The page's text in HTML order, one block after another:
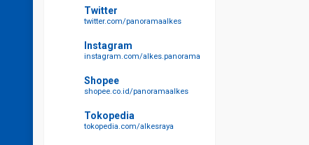
Twitter
twitter.com/panoramaalkes
Instagram
instagram.com/alkes.panorama
Shopee
shopee.co.id/panoramaalkes
Tokopedia
tokopedia.com/alkesraya